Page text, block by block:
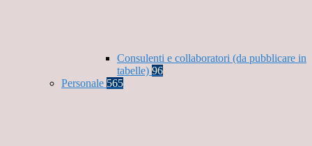
Consulenti e collaboratori (da pubblicare in
tabelle) 96
Personale 565